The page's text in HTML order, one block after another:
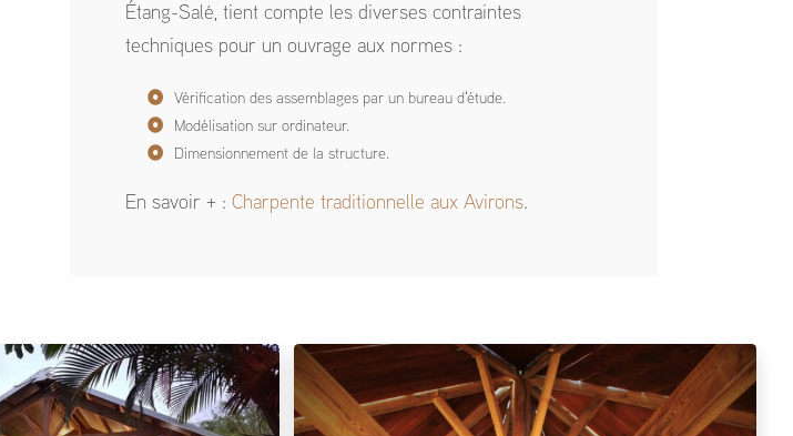
Étang-Salé, tient compte les diverses contraintes
techniques pour un ouvrage aux normes :
Vérification des assemblages par un bureau d'étude.
Modélisation sur ordinateur.
Dimensionnement de la structure.
En savoir + : Charpente traditionnelle aux Avirons.